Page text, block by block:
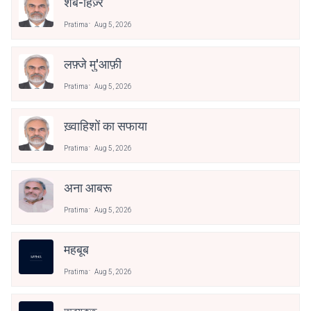
Pratima Aug 5, 2026
लफ़्जे मु'आफ़ी
Pratima Aug 5, 2026
ख़्वाहिशों का सफाया
Pratima Aug 5, 2026
अना आबरू
Pratima Aug 5, 2026
महबूब
Pratima Aug 5, 2026